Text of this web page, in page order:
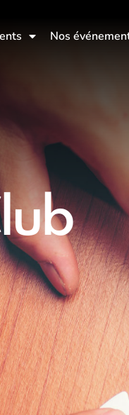
Nos